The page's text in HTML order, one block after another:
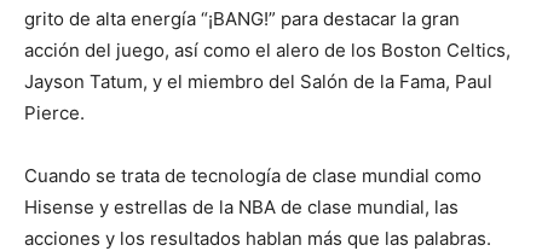
grito de alta energía “¡BANG!” para destacar la gran
acción del juego, así como el alero de los Boston Celtics,
Jayson Tatum, y el miembro del Salón de la Fama, Paul
Pierce.
Cuando se trata de tecnología de clase mundial como
Hisense y estrellas de la NBA de clase mundial, las
acciones y los resultados hablan más que las palabras.